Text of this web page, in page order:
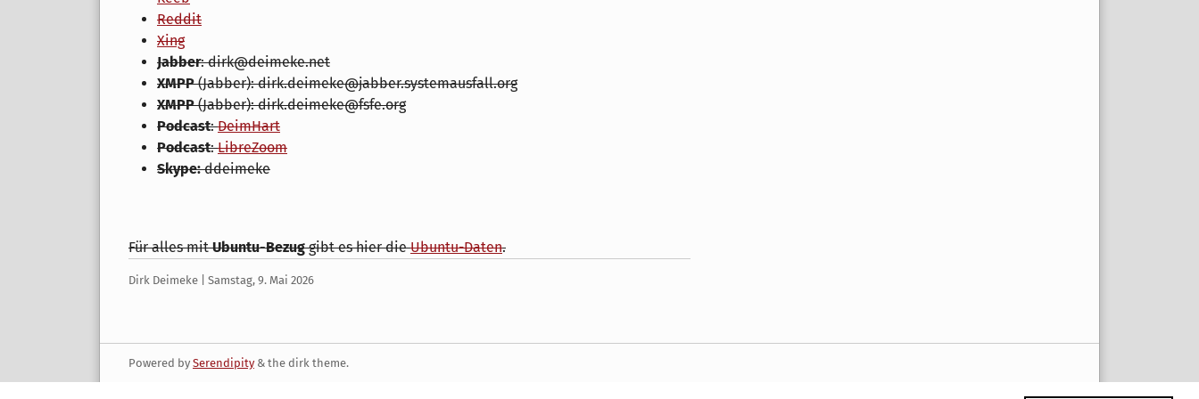
Reddit
Xing
Jabber: dirk@deimeke.net
XMPP(Jabber): dirk.deimeke@jabber.systemausfall.org
XMPP(Jabber): dirk.deimeke@fsfe.org
Podcast:DeimHart
Podcast:LibreZoom
Skype:ddeimeke
Für alles mitUbuntu-Bezuggibt es hier dieUbuntu-Daten.
Geschrieben
Dirk Deimeke | am
Samstag, 9. Mai 2026
Powered by Serendipity& the dirktheme.